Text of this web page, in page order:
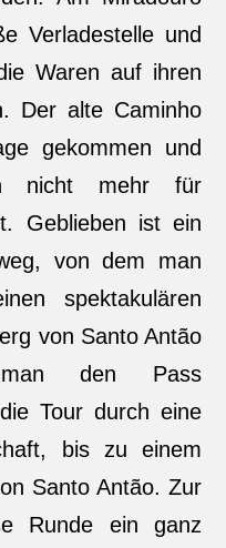
Verladestelle und
Waren auf ihren
Der alte Caminho
gekommen und
nicht mehr für
Geblieben ist ein
von dem man
spektakulären
von Santo Antão
den Pass
Tour durch eine
bis zu einem
Santo Antão. Zur
Runde ein ganz